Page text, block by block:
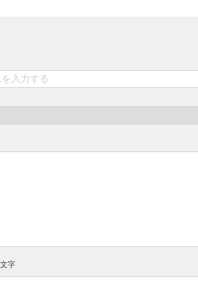
字